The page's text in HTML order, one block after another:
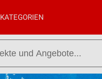
KATEGORIEN